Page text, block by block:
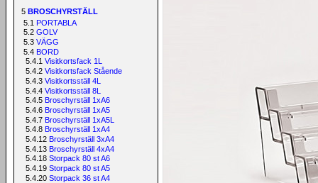
5 BROSCHYRSTÄLL
5.1 PORTABLA
5.2 GOLV
5.3 VÄGG
5.4 BORD
5.4.1 Visitkortsfack 1L
5.4.2 Visitkortsfack Stående
5.4.3 Visitkortsställ 4L
5.4.4 Visitkortsställ 8L
5.4.5 Broschyrställ 1xA6
5.4.6 Broschyrställ 1xA5
5.4.7 Broschyrställ 1xA5L
5.4.8 Broschyrställ 1xA4
5.4.12 Broschyrställ 3xA4
5.4.13 Broschyrställ 4xA4
5.4.18 Storpack 80 st A6
5.4.19 Storpack 80 st A5
5.4.20 Storpack 36 st A4